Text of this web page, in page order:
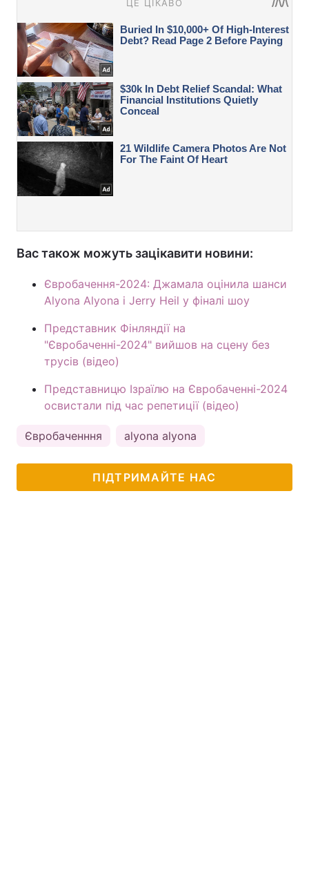
Вас також можуть зацікавити новини:
Євробачення-2024: Джамала оцінила шанси
Alyona Alyona і Jerry Heil у фіналі шоу
Представник Фінляндії на
"Євробаченні-2024" вийшов на сцену без
трусів (відео)
Представницю Ізраїлю на Євробаченні-2024
освистали під час репетиції (відео)
Євробаченння alyona alyona
ПІДТРИМАЙТЕ НАС